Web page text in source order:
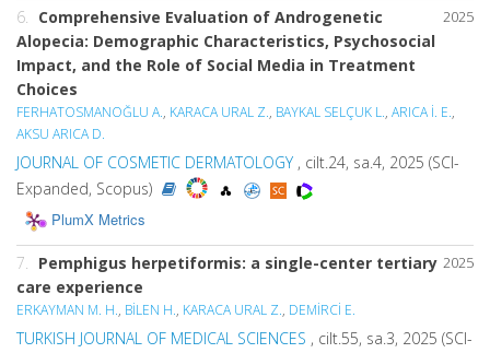
2025
6. Comprehensive Evaluation of Androgenetic
Alopecia: Demographic Characteristics, Psychosocial
Impact, and the Role of Social Media in Treatment
Choices
FERHATOSMANOĞLU A., KARACA URAL Z., BAYKAL SELÇUK L., ARICA İ. E.,
AKSU ARICA D.
JOURNAL OF COSMETIC DERMATOLOGY , cilt.24, sa.4, 2025 (SCI-
Expanded, Scopus)
PlumX Metrics
2025
7. Pemphigus herpetiformis: a single-center tertiary
care experience
ERKAYMAN M. H., BİLEN H., KARACA URAL Z., DEMİRCİ E.
TURKISH JOURNAL OF MEDICAL SCIENCES , cilt.55, sa.3, 2025 (SCI-